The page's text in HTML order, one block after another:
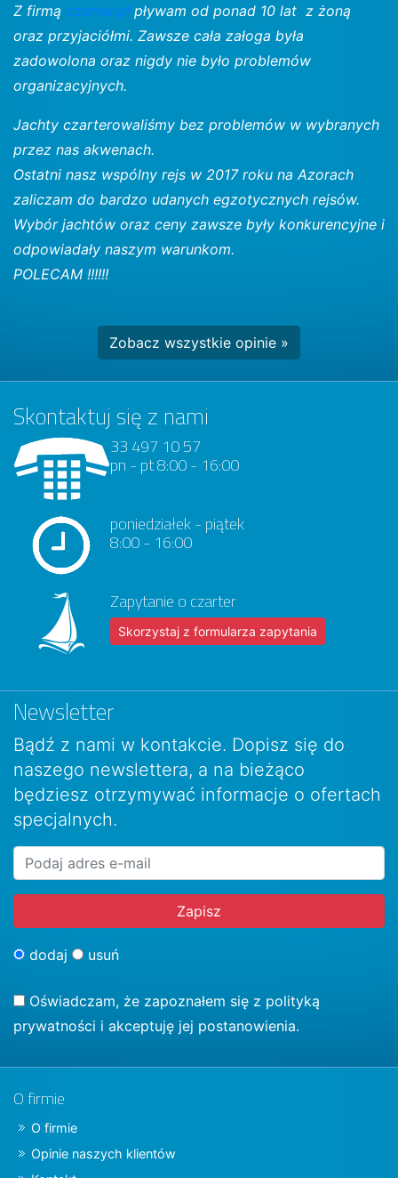
Z firmą czarter.pl pływam od ponad 10 lat z żoną
oraz przyjaciółmi. Zawsze cała załoga była
zadowolona oraz nigdy nie było problemów
organizacyjnych.
Jachty czarterowaliśmy bez problemów w wybranych
przez nas akwenach.
Ostatni nasz wspólny rejs w 2017 roku na Azorach
zaliczam do bardzo udanych egzotycznych rejsów.
Wybór jachtów oraz ceny zawsze były konkurencyjne i
odpowiadały naszym warunkom.
POLECAM !!!!!!
Zobacz wszystkie opinie »
Skontaktuj się z nami
33 497 10 57
pn - pt 8:00 - 16:00
poniedziałek - piątek
8:00 - 16:00
Zapytanie o czarter
Skorzystaj z formularza zapytania
Newsletter
Bądź z nami w kontakcie. Dopisz się do
naszego newslettera, a na bieżąco
będziesz otrzymywać informacje o ofertach
specjalnych.
dodaj usuń
Oświadczam, że zapoznałem się z polityką
prywatności i akceptuję jej postanowienia.
O firmie
O firmie
Opinie naszych klientów